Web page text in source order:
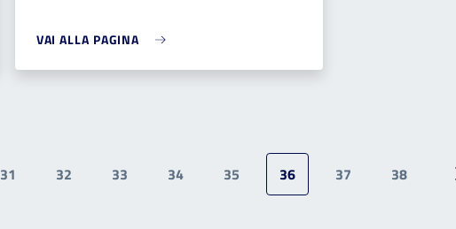
VAI ALLA PAGINA
Pagina
31
Pagina
32
Pagina
33
Pagina
34
Pagina
35
Pagina attuale
36
Pagina
37
Pagina
38